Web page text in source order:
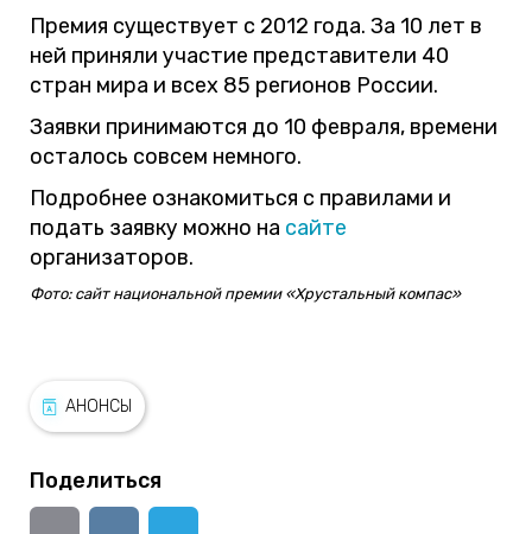
Премия существует с 2012 года. За 10 лет в
ней приняли участие представители 40
стран мира и всех 85 регионов России.
Заявки принимаются до 10 февраля, времени
осталось совсем немного.
Подробнее ознакомиться с правилами и
подать заявку можно на сайте
организаторов.
Фото: сайт национальной премии «Хрустальный компас»
АНОНСЫ
Поделиться